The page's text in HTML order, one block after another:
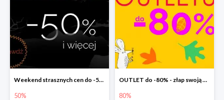
Weekend strasznych cen do -50%
50%
OUTLET do -80% - złap swoją okazję !
80%